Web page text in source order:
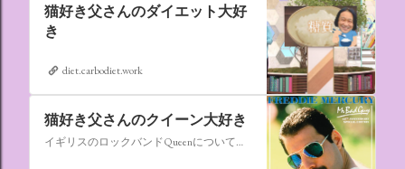
猫好き父さんのダイエット大好
き
diet.carbodiet.work
猫好き父さんのクイーン大好き
イギリスのロックバンドQueenについての情報をアップします。